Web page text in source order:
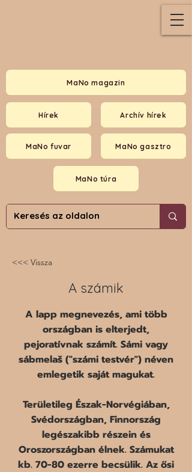
Hírek
MaNo magazin
MaNo fuvar MaNo gasztro
MaNo túra
Archív hírek
<<< Vissza
A számik
A lapp megnevezés, ami több
országban is elterjedt,
pejoratívnak számít. Sámi vagy
sábmelaš ("számi testvér") néven
emlegetik saját magukat.
Területileg Észak-Norvégiában,
Svédországban, Finnország
legészakibb részein és
Oroszországban élnek. Számukat
kb. 70-80 ezerre becsülik. Az ősi